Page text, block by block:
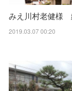
みえ川村老健様
2019.03.07 00:20